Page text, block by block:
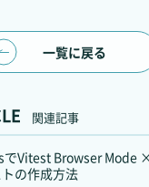
一覧に戻る
関連記事
でVitest Browser Mode
の作成方法